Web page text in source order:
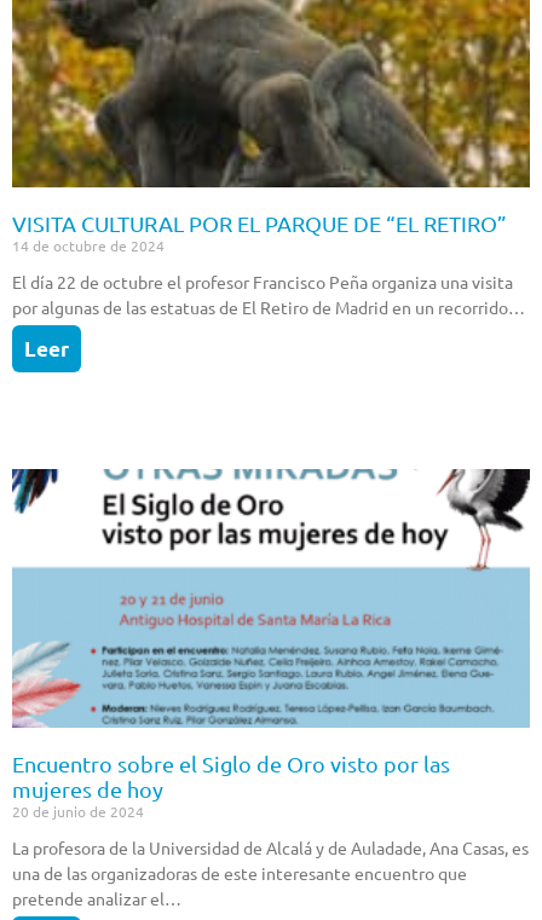
VISITA CULTURAL POR EL PARQUE DE “EL RETIRO”
14 de octubre de 2024
El día 22 de octubre el profesor Francisco Peña organiza una visita
por algunas de las estatuas de El Retiro de Madrid en un recorrido…
Leer
Encuentro sobre el Siglo de Oro visto por las
mujeres de hoy
20 de junio de 2024
La profesora de la Universidad de Alcalá y de Auladade, Ana Casas, es
una de las organizadoras de este interesante encuentro que
pretende analizar el…